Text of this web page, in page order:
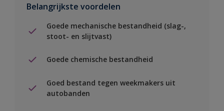
Belangrijkste voordelen
Goede mechanische bestandheid (slag-,
stoot- en slijtvast)
Goede chemische bestandheid
Goed bestand tegen weekmakers uit
autobanden